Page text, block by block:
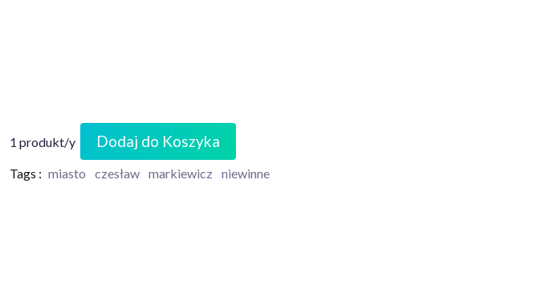
1 produkt/y Dodaj do Koszyka
Tags : miasto czesław markiewicz niewinne